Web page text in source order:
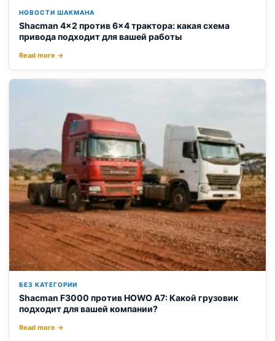
НОВОСТИ ШАКМАНА
Shacman 4×2 против 6×4 трактора: какая схема
привода подходит для вашей работы
Read more →
БЕЗ КАТЕГОРИИ
Shacman F3000 против HOWO A7: Какой грузовик
подходит для вашей компании?
Read more →